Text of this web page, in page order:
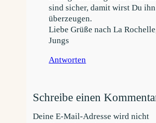
sind sicher, damit wirst Du ihn
überzeugen.
Liebe Grüße nach La
Jungs
Antworten
Schreibe einen
Deine E-Mail-Adresse wird nicht